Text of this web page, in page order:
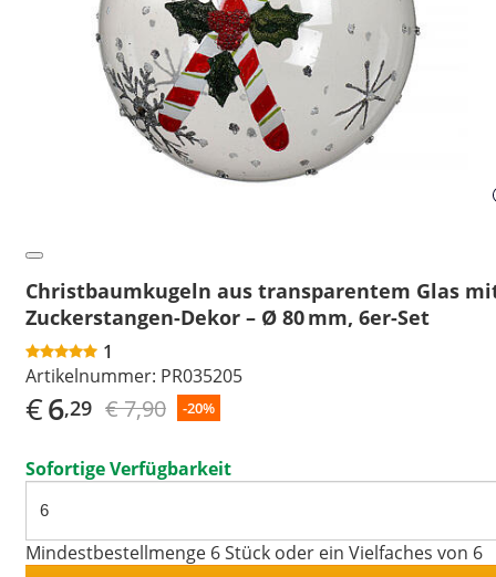
Christbaumkugeln aus transparentem Glas
Zuckerstangen-Dekor – Ø 80 mm, 6er-Set
1
Artikelnummer: PR035205
€6,29 € 7,90 -20%
Sofortige Verfügbarkeit
Mindestbestellmenge 6 Stück oder ein Vielfaches von 6